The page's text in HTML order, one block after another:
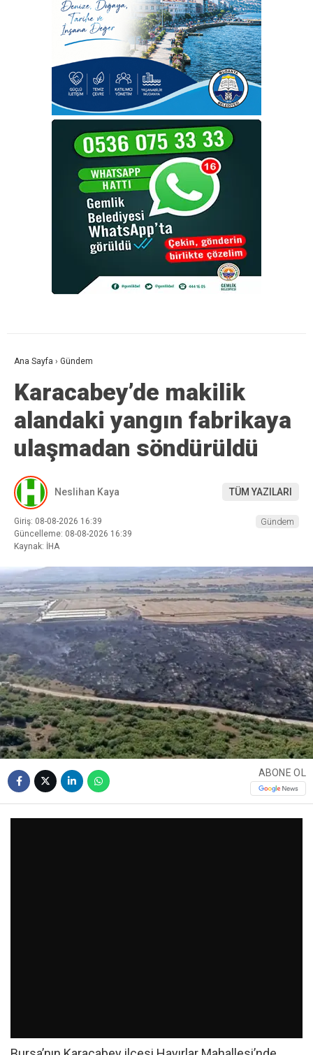
Ana Sayfa › Gündem
Karacabey’de makilik
alandaki yangın fabrikaya
ulaşmadan söndürüldü
Neslihan Kaya TÜM YAZILARI
Giriş: 08-08-2026 16:39
Güncelleme: 08-08-2026 16:39
Kaynak: İHA
Gündem
ABONE OL